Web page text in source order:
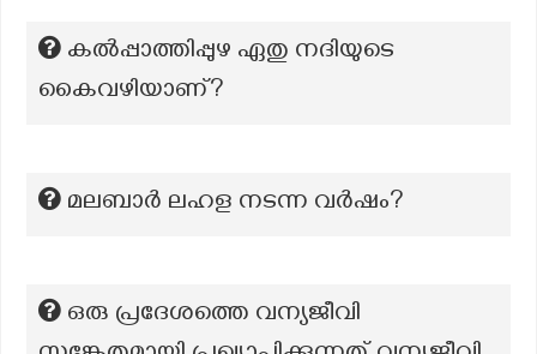
കൽപ്പാത്തിപ്പുഴ ഏതു നദിയുടെ
കൈവഴിയാണ്?
മലബാർ ലഹള നടന്ന വർഷം?
ഒരു പ്രദേശത്തെ വന്യജീവി